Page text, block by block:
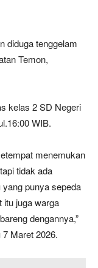
diduga tenggelam
Temon,
kelas 2 SD Negeri
WIB.
menemukan
tidak ada
punya sepeda
itu juga warga
dengannya,”
Maret 2026.